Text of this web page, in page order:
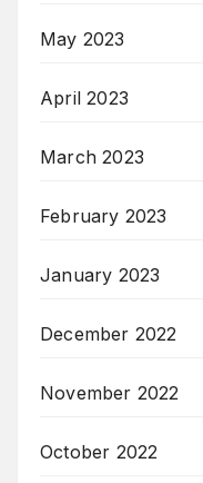
May 2023
April 2023
March 2023
February 2023
January 2023
December 2022
November 2022
October 2022